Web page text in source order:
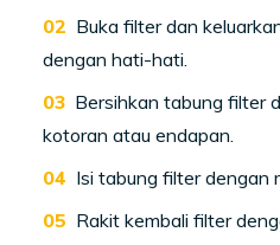
Buka filter dan
dengan hati-hati.
Bersihkan tabung filter
kotoran atau endapan.
Isi tabung filter dengan
Rakit kembali filter